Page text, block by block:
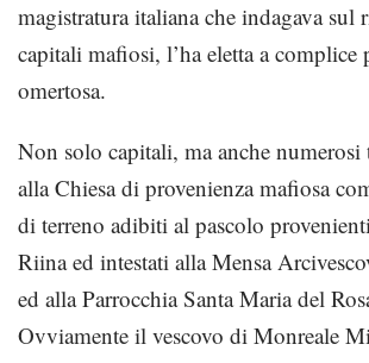
magistratura italiana che indagava sul
capitali mafiosi, l’ha eletta a complice
omertosa.
Non solo capitali, ma anche numerosi
alla Chiesa di provenienza mafiosa
di terreno adibiti al pascolo
Riina ed intestati alla Mensa
ed alla Parrocchia Santa Maria del
Ovviamente il vescovo di Monreale